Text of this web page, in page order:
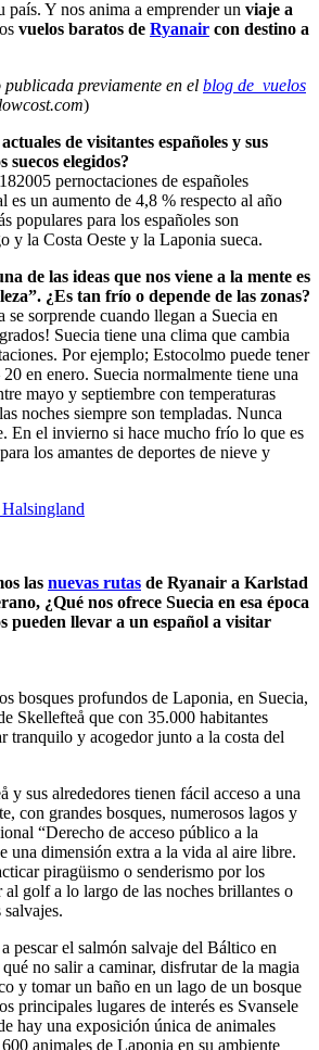
país. Y nos anima a emprender un viaje a
vuelos baratos de Ryanair con destino a
previamente en el blog de vuelos
)
de visitantes españoles y sus
suecos elegidos?
pernoctaciones de españoles
es un aumento de 4,8 % respecto al año
populares para los españoles son
y la Costa Oeste y la Laponia sueca.
de las ideas que nos viene a la mente es
¿Es tan frío o depende de las zonas?
se sorprende cuando llegan a Suecia en
Suecia tiene una clima que cambia
Por ejemplo; Estocolmo puede tener
en enero. Suecia normalmente tiene una
mayo y septiembre con temperaturas
noches siempre son templadas. Nunca
En el invierno si hace mucho frío lo que es
los amantes de deportes de nieve y
las nuevas rutas de Ryanair a Karlstad
¿Qué nos ofrece Suecia en esa época
pueden llevar a un español a visitar
bosques profundos de Laponia, en Suecia,
Skellefteå que con 35.000 habitantes
tranquilo y acogedor junto a la costa del
y sus alrededores tienen fácil acceso a una
con grandes bosques, numerosos lagos y
“Derecho de acceso público a la
una dimensión extra a la vida al aire libre.
piragüismo o senderismo por los
al golf a lo largo de las noches brillantes o
pescar el salmón salvaje del Báltico en
no salir a caminar, disfrutar de la magia
y tomar un baño en un lago de un bosque
principales lugares de interés es Svansele
hay una exposición única de animales
animales de Laponia en su ambiente